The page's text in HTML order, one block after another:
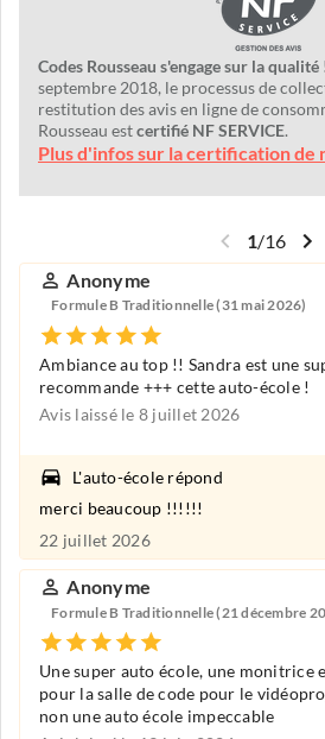
Codes Rousseau s'engage sur la qualité
septembre 2018, le processus de
restitution des avis en ligne de
Rousseau estcertifié NF SERVICE.
Plus d'infos sur la certification de
1/16
Anonyme
Formule B Traditionnelle (31 mai 2026)
Ambiance au top !! Sandra est une
recommande +++ cette auto-école !
Avis laissé le 8 juillet 2026
L'auto-école répond
merci beaucoup !!!!!!
22 juillet 2026
Anonyme
Formule B Traditionnelle (21 décembre
Une super auto école, une monitrice
pour la salle de code pour le
non une auto école impeccable